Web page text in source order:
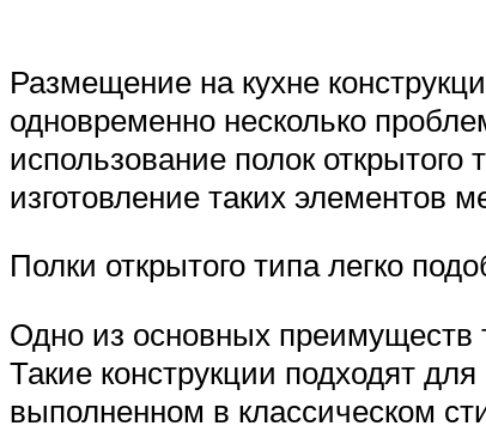
Размещение на кухне
одновременно несколько
использование полок
изготовление таких элементов
Полки открытого типа легко
Одно из основных преимуществ
Такие конструкции подходят
выполненном в классическом